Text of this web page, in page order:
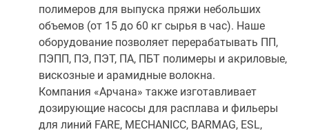
полимеров для выпуска пряжи небольших
объемов (от 15 до 60 кг сырья в час). Наше
оборудование позволяет перерабатывать ПП,
ПЭПП, ПЭ, ПЭТ, ПА, ПБТ полимеры и акриловые,
вискозные и арамидные волокна.
Компания «Арчана» также изготавливает
дозирующие насосы для расплава и фильеры
для линий FARE, MECHANICC, BARMAG, ESL,